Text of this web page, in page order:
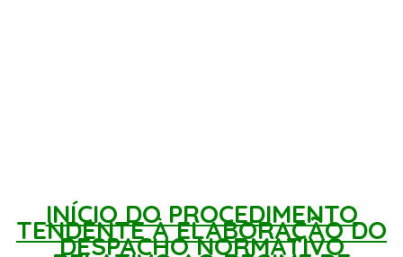
INÍCIO DO PROCEDIMENTO
TENDENTE À ELABORAÇÃO DO
DESPACHO NORMATIVO